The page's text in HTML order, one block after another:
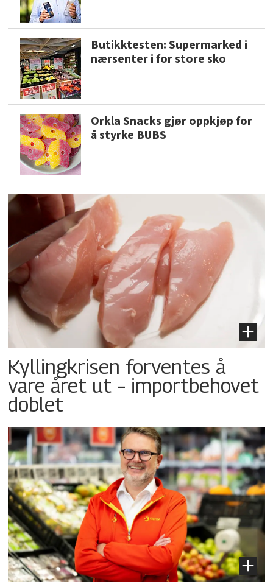
Butikktesten: Supermarked i
nærsenter i for store sko
Orkla Snacks gjør oppkjøp for
å styrke BUBS
Kyllingkrisen forventes å
vare året ut – importbehovet
doblet